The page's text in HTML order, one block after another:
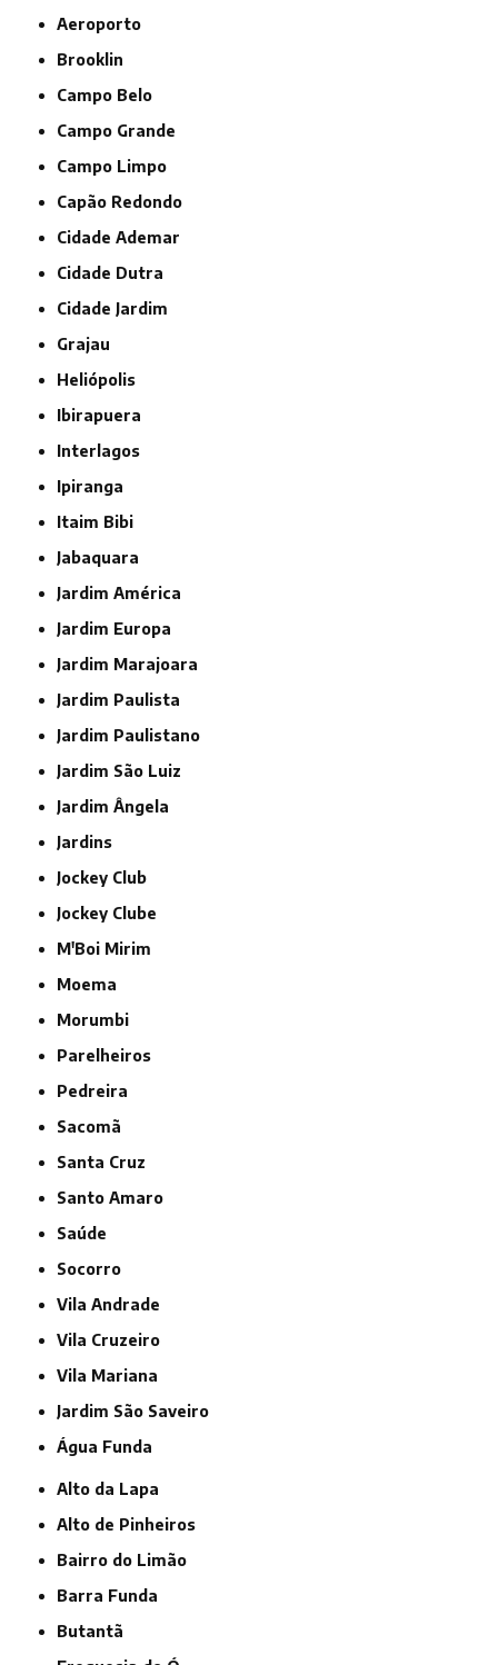
Aeroporto
Brooklin
Campo Belo
Campo Grande
Campo Limpo
Capão Redondo
Cidade Ademar
Cidade Dutra
Cidade Jardim
Grajau
Heliópolis
Ibirapuera
Interlagos
Ipiranga
Itaim Bibi
Jabaquara
Jardim América
Jardim Europa
Jardim Marajoara
Jardim Paulista
Jardim Paulistano
Jardim São Luiz
Jardim Ângela
Jardins
Jockey Club
Jockey Clube
M'Boi Mirim
Moema
Morumbi
Parelheiros
Pedreira
Sacomã
Santa Cruz
Santo Amaro
Saúde
Socorro
Vila Andrade
Vila Cruzeiro
Vila Mariana
jardim São Saveiro
Água Funda
Alto da Lapa
Alto de Pinheiros
Bairro do Limão
Barra Funda
Butantã